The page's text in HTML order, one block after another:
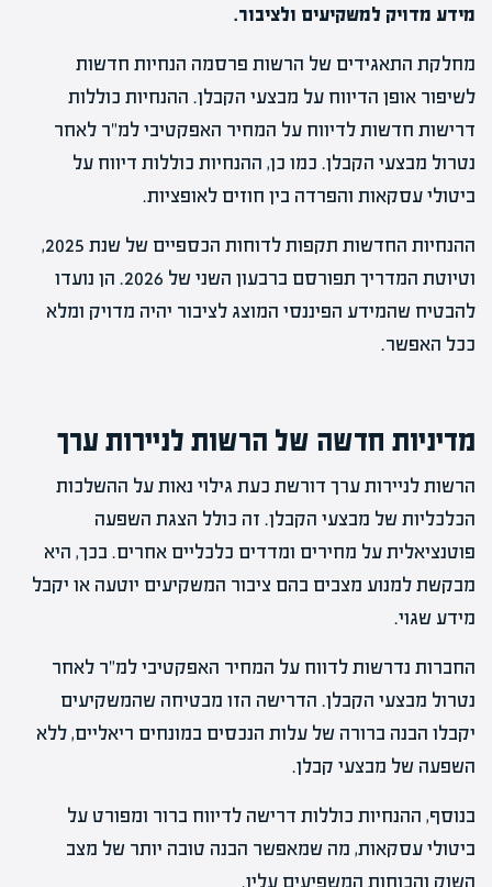
מידע מדויק למשקיעים ולציבור.
מחלקת התאגידים של הרשות פרסמה הנחיות חדשות
לשיפור אופן הדיווח על מבצעי הקבלן. ההנחיות כוללות
דרישות חדשות לדיווח על המחיר האפקטיבי למ"ר לאחר
נטרול מבצעי הקבלן. כמו כן, ההנחיות כוללות דיווח על
ביטולי עסקאות והפרדה בין חוזים לאופציות.
ההנחיות החדשות תקפות לדוחות הכספיים של שנת 2025,
וטיוטת המדריך תפורסם ברבעון השני של 2026. הן נועדו
להבטיח שהמידע הפיננסי המוצג לציבור יהיה מדויק ומלא
ככל האפשר.
מדיניות חדשה של הרשות לניירות ערך
הרשות לניירות ערך דורשת כעת גילוי נאות על ההשלכות
הכלכליות של מבצעי הקבלן. זה כולל הצגת השפעה
פוטנציאלית על מחירים ומדדים כלכליים אחרים. בכך, היא
מבקשת למנוע מצבים בהם ציבור המשקיעים יוטעה או יקבל
מידע שגוי.
החברות נדרשות לדווח על המחיר האפקטיבי למ"ר לאחר
נטרול מבצעי הקבלן. הדרישה הזו מבטיחה שהמשקיעים
יקבלו הבנה ברורה של עלות הנכסים במונחים ריאליים, ללא
השפעה של מבצעי קבלן.
בנוסף, ההנחיות כוללות דרישה לדיווח ברור ומפורט על
ביטולי עסקאות, מה שמאפשר הבנה טובה יותר של מצב
השוק והכוחות המשפיעים עליו.